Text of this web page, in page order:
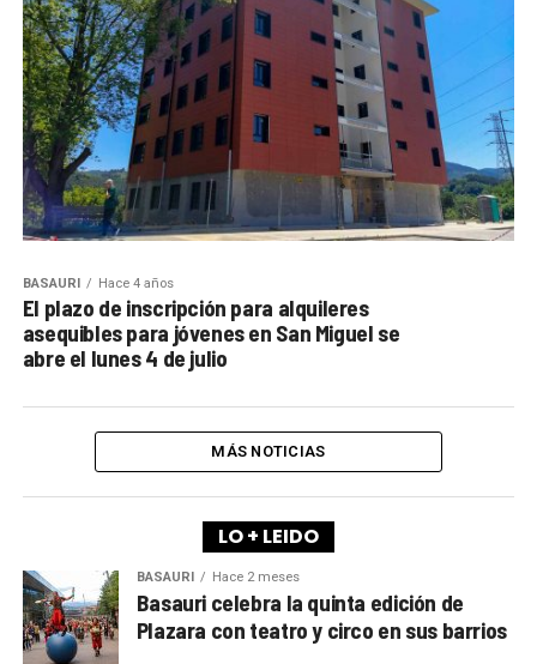
BASAURI Hace 4 años
El plazo de inscripción para alquileres
asequibles para jóvenes en San Miguel se
abre el lunes 4 de julio
MÁS NOTICIAS
LO + LEIDO
BASAURI Hace 2 meses
Basauri celebra la quinta edición de
Plazara con teatro y circo en sus barrios